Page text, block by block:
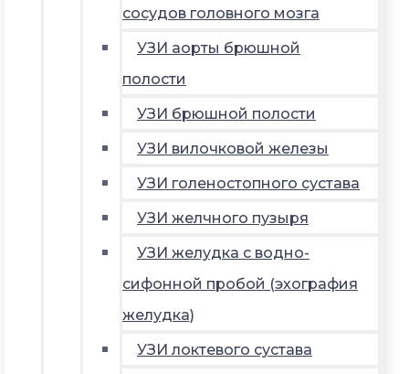
сосудов головного мозга
УЗИ аорты брюшной
полости
УЗИ брюшной полости
УЗИ вилочковой железы
УЗИ голеностопного сустава
УЗИ желчного пузыря
УЗИ желудка с водно-
сифонной пробой (эхография
желудка)
УЗИ локтевого сустава